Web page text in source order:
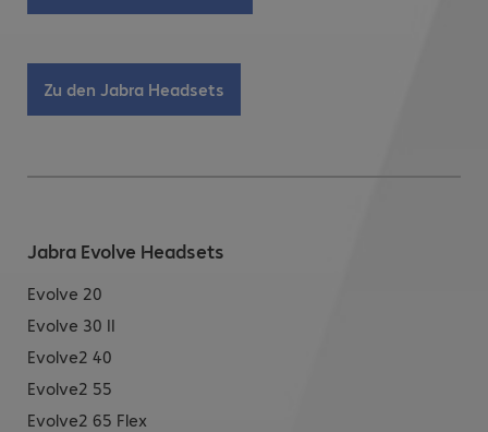
Zu den Jabra Headsets
Jabra Evolve Headsets
Evolve 20
Evolve 30 II
Evolve2 40
Evolve2 55
Evolve2 65 Flex